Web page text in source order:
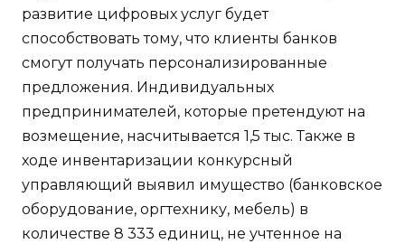
развитие цифровых услуг будет
способствовать тому, что клиенты банков
смогут получать персонализированные
предложения. Индивидуальных
предпринимателей, которые претендуют на
возмещение, насчитывается 1,5 тыс. Также в
ходе инвентаризации конкурсный
управляющий выявил имущество (банковское
оборудование, оргтехнику, мебель) в
количестве 8 333 единиц, не учтенное на